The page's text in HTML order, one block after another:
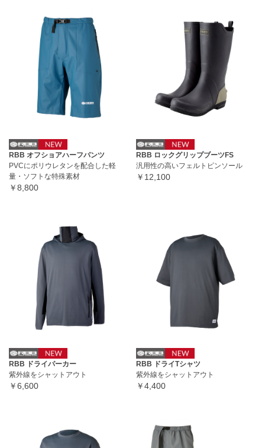
RBB オフショアハーフパンツ
PVCにポリウレタンを配合した軽
量・ソフトな特殊素材
￥8,800
RBB ロックグリップブーツFS
汎用性の高いフェルトピンソール
￥12,100
RBB ドライパーカー
紫外線をシャットアウト
￥6,600
RBB ドライTシャツ
紫外線をシャットアウト
￥4,400